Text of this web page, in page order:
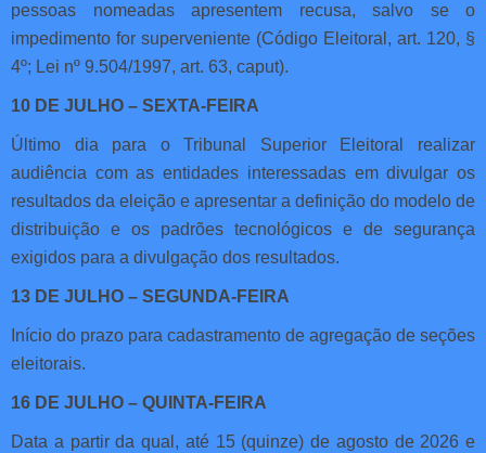
pessoas nomeadas apresentem recusa, salvo se o
impedimento for superveniente (Código Eleitoral, art. 120, §
4º; Lei nº 9.504/1997, art. 63, caput).
10 DE JULHO – SEXTA-FEIRA
Último dia para o Tribunal Superior Eleitoral realizar
audiência com as entidades interessadas em divulgar os
resultados da eleição e apresentar a definição do modelo de
distribuição e os padrões tecnológicos e de segurança
exigidos para a divulgação dos resultados.
13 DE JULHO – SEGUNDA-FEIRA
Início do prazo para cadastramento de agregação de seções
eleitorais.
16 DE JULHO – QUINTA-FEIRA
Data a partir da qual, até 15 (quinze) de agosto de 2026 e